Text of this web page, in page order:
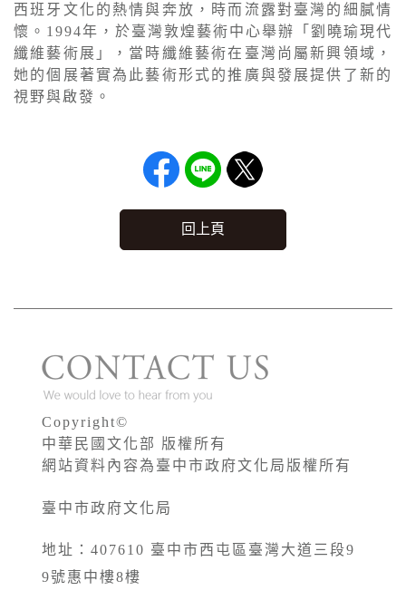
西班牙文化的熱情與奔放，時而流露對臺灣的細膩情
懷。1994年，於臺灣敦煌藝術中心舉辦「劉曉瑜現代
纖維藝術展」，當時纖維藝術在臺灣尚屬新興領域，
她的個展著實為此藝術形式的推廣與發展提供了新的
視野與啟發。
回上頁
Copyright©
中華民國文化部 版權所有
網站資料內容為臺中市政府文化局版權所有
臺中市政府文化局
地址：407610 臺中市西屯區臺灣大道三段9
9號惠中樓8樓